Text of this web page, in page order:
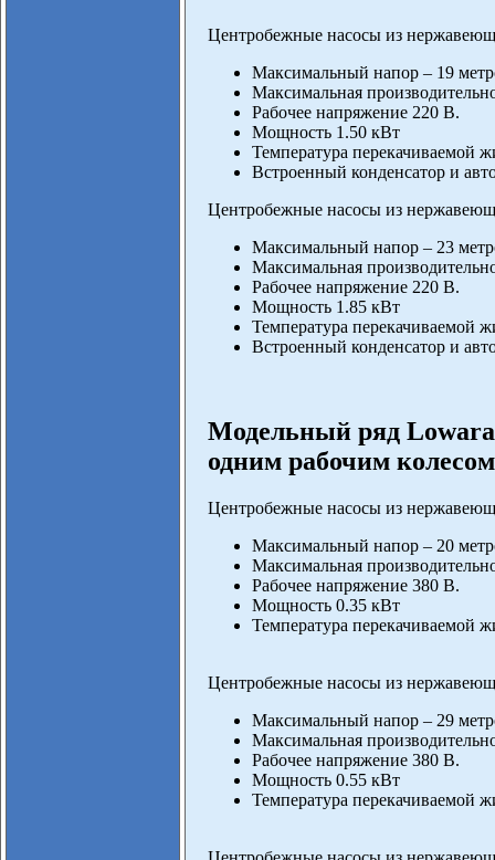
Центробежные насосы из
Максимальный напор – 19
Максимальная
Рабочее напряжение 220 В.
Мощность 1.50 кВт
Температура перекачиваемой
Встроенный конденсатор и
Центробежные насосы из
Максимальный напор – 23
Максимальная
Рабочее напряжение 220 В.
Мощность 1.85 кВт
Температура перекачиваемой
Встроенный конденсатор и
Модельный ряд
одним рабочим
Центробежные насосы из
Максимальный напор – 20
Максимальная
Рабочее напряжение 380 В.
Мощность 0.35 кВт
Температура перекачиваемой
Центробежные насосы из
Максимальный напор – 29
Максимальная
Рабочее напряжение 380 В.
Мощность 0.55 кВт
Температура перекачиваемой